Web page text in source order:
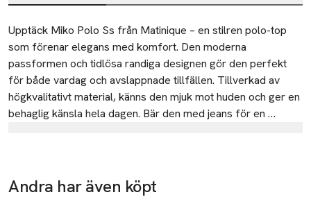
Beskrivning
Upptäck Miko Polo Ss från Matinique – en stilren polo-top
som förenar elegans med komfort. Den moderna
passformen och tidlösa randiga designen gör den perfekt
för både vardag och avslappnade tillfällen. Tillverkad av
högkvalitativt material, känns den mjuk mot huden och ger en
behaglig känsla hela dagen. Bär den med jeans för en
Kanonbådsvej 10
Andra har även köpt
-29%
-29%